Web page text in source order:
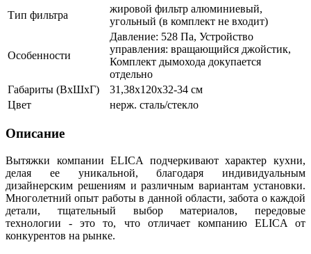
Тип фильтра
жировой фильтр алюминиевый,
угольный (в комплект не входит)
Особенности
Давление: 528 Па, Устройство
управления: вращающийся джойстик,
Комплект дымохода докупается
отдельно
Габариты (ВхШхГ)
31,38х120х32-34 см
Цвет
нерж. сталь/стекло
Описание
Вытяжки компании ELICA подчеркивают характер кухни,
делая ее уникальной, благодаря индивидуальным
дизайнерским решениям и различным вариантам установки.
Многолетний опыт работы в данной области, забота о каждой
детали, тщательный выбор материалов, передовые
технологии - это то, что отличает компанию ELICA от
конкурентов на рынке.